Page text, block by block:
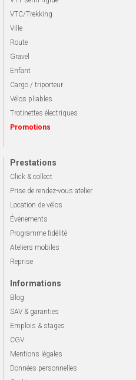
VTC/Trekking
Ville
Route
Gravel
Enfant
Cargo / triporteur
Vélos pliables
Trotinettes électriques
Promotions
Prestations
Click & collect
Prise de rendez-vous atelier
Location de vélos
Événements
Programme fidélité
Ateliers mobiles
Reprise
Informations
Blog
SAV & garanties
Emplois & stages
CGV
Mentions légales
Données personnelles